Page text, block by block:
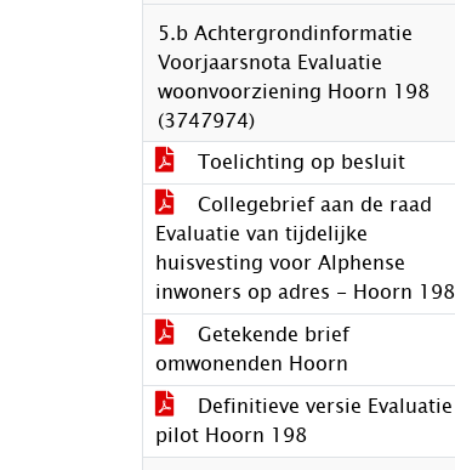
5.b Achtergrondinformatie
Voorjaarsnota Evaluatie
woonvoorziening Hoorn 198
(3747974)
Toelichting op besluit
Collegebrief aan de raad
Evaluatie van tijdelijke
huisvesting voor Alphense
inwoners op adres - Hoorn 198
Getekende brief
omwonenden Hoorn
Definitieve versie Evaluatie
pilot Hoorn 198